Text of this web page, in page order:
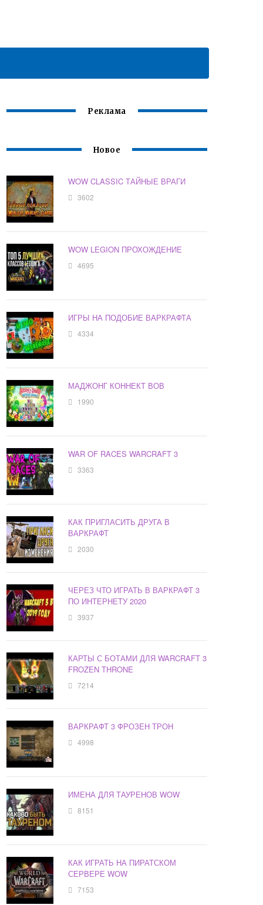
Реклама
Новое
WOW CLASSIC ТАЙНЫЕ ВРАГИ
3602
WOW LEGION ПРОХОЖДЕНИЕ
4695
ИГРЫ НА ПОДОБИЕ ВАРКРАФТА
4334
МАДЖОНГ КОННЕКТ ВОВ
1990
WAR OF RACES WARCRAFT 3
3363
КАК ПРИГЛАСИТЬ ДРУГА В
ВАРКРАФТ
2030
ЧЕРЕЗ ЧТО ИГРАТЬ В ВАРКРАФТ 3
ПО ИНТЕРНЕТУ 2020
3937
КАРТЫ С БОТАМИ ДЛЯ WARCRAFT 3
FROZEN THRONE
7214
ВАРКРАФТ 3 ФРОЗЕН ТРОН
4998
ИМЕНА ДЛЯ ТАУРЕНОВ WOW
8151
КАК ИГРАТЬ НА ПИРАТСКОМ
СЕРВЕРЕ WOW
7153